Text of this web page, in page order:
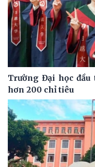
Trường Đại học
hơn 200 chỉ tiêu